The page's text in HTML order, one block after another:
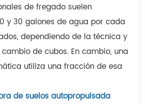
de fregado suelen
y 30 galones de agua por cada
dependiendo de la técnica y
de cubos. En cambio, una
utiliza una fracción de esa
de suelos autopropulsada